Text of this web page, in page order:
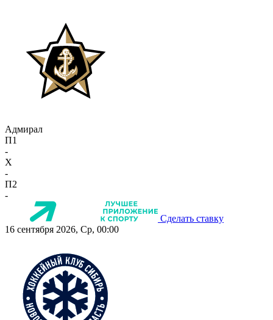
Адмирал
П1
-
X
-
П2
-
Сделать ставку
16 сентября 2026, Ср, 00:00